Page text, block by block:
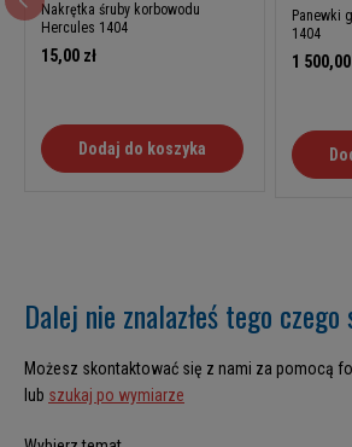
Nakrętka śruby korbowodu
Hercules 1404
15,00 zł
Dodaj do koszyka
Panewki
1404
1 500,00
Dalej nie znalazłeś tego czego
Możesz skontaktować się z nami za pomocą
lub szukaj po wymiarze